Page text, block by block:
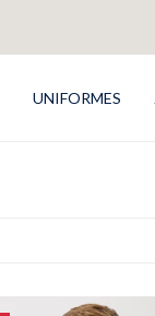
UNIFORMES